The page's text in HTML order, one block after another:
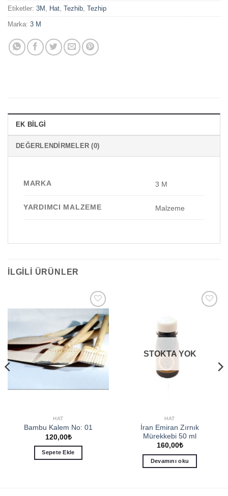
Etiketler: 3M , Hat, Tezhib, Tezhip
Marka: 3 M
EK BILGI
DEĞERLENDIRMELER (0)
MARKA 3 M
YARDIMCI MALZEME Malzeme
İLGILI ÜRÜNLER
Add to
wishlist
HAT
Bambu Kalem No: 01
120,00₺
Sepete Ekle
STOKTA YOK
HAT
İran Emiran Zırnık
Mürekkebi 50 ml
160,00₺
Devamını oku